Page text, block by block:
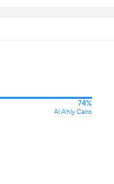
74%
Al Ahly Cairo